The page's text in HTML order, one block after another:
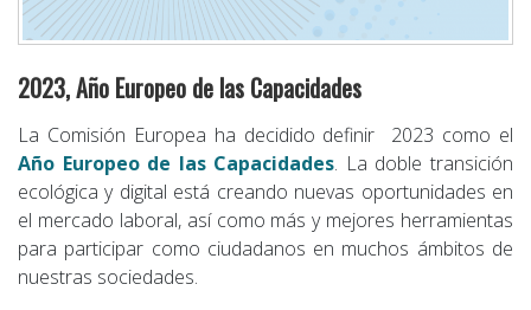
2023, Año Europeo de las Capacidades
La Comisión Europea ha decidido definir 2023 como el
Año Europeo de las Capacidades. La doble transición
ecológica y digital está creando nuevas oportunidades en
el mercado laboral, así como más y mejores herramientas
para participar como ciudadanos en muchos ámbitos de
nuestras sociedades.